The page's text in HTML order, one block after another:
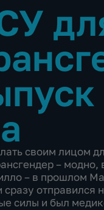
своим лицом
–
– в прошлом
сразу
силы и был